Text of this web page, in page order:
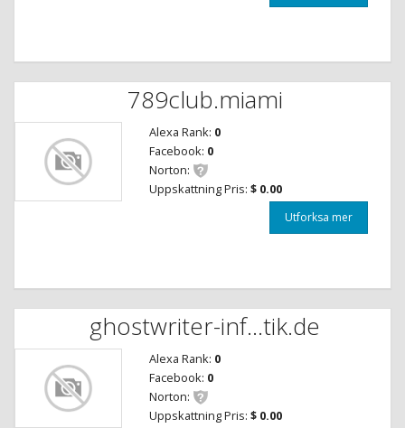
789club.miami
Alexa Rank: 0
Facebook: 0
Norton:
Uppskattning Pris: $ 0.00
Utforksa mer
ghostwriter-inf...tik.de
Alexa Rank: 0
Facebook: 0
Norton:
Uppskattning Pris: $ 0.00